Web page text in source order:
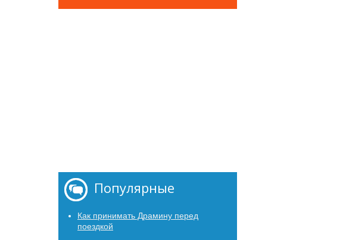
Популярные
Как принимать Драмину перед
поездкой